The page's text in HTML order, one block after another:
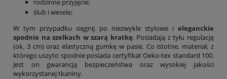
rodzinne przyjęcie;
ślub i wesele;
W tym przypadku sięgnij po niezwykle stylowe i eleganckie
spodnie na szelkach w szarą kratkę.Posiadają z tyłu regulację
(ok. 3 cm) oraz elastyczną gumkę w pasie. Co istotne, materiał, z
którego uszyto spodnie posiada certyfikat Oeko-tex standard 100.
Jest on gwarancją bezpieczeństwa oraz wysokiej jakości
wykorzystanej tkaniny.